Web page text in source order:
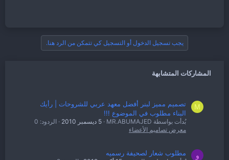
يجب تسجيل الدخول أو التسجيل كي تتمكن من الرد هنا.
المشاركات المتشابهة
M
تصميم مميز لبنر أفضل معهد عربي للشروحات | رأيك
البناء مطلوب في الموضوع !!!
بُدأت بواسطة MR.ABUMAJED 5 ديسمبر 2010
الردود: 0
معرض تصاميم الأعضاء
و مطلوب شعار لصحيفة رسميه